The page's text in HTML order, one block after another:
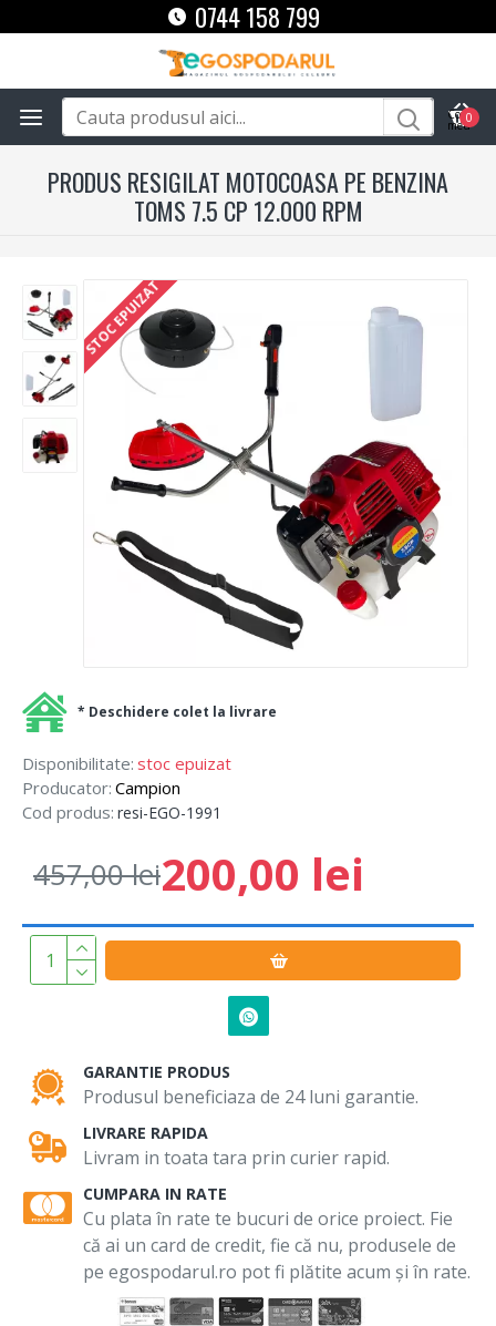
0744 158 799
0
PRODUS RESIGILAT MOTOCOASA PE BENZINA
TOMS 7.5 CP 12.000 RPM
STOC EPUIZAT
Disponibilitate: stoc epuizat
Producator: Campion
Cod produs: resi-EGO-1991
200,00 lei
457,00 lei
* Deschidere colet la livrare
GARANTIE PRODUS
Produsul beneficiaza de 24 luni garantie.
LIVRARE RAPIDA
Livram in toata tara prin curier rapid.
CUMPARA IN RATE
Cu plata în rate te bucuri de orice proiect. Fie
că ai un card de credit, fie că nu, produsele de
pe egospodarul.ro pot fi plătite acum și în rate.